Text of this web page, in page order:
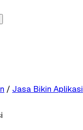
/ Jasa Bikin Aplikasi